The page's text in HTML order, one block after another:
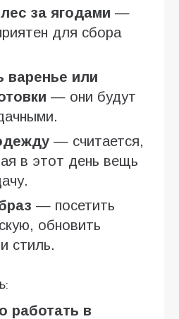
за ягодами —
для сбора
варенье или
— они будут
— считается,
в этот день вещь
— посетить
обновить
стиль.
работать в